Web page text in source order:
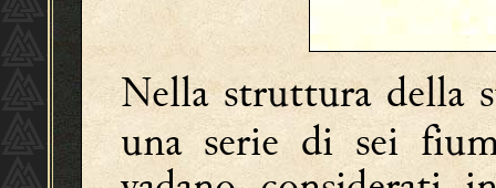
Nella struttura della
una serie di sei